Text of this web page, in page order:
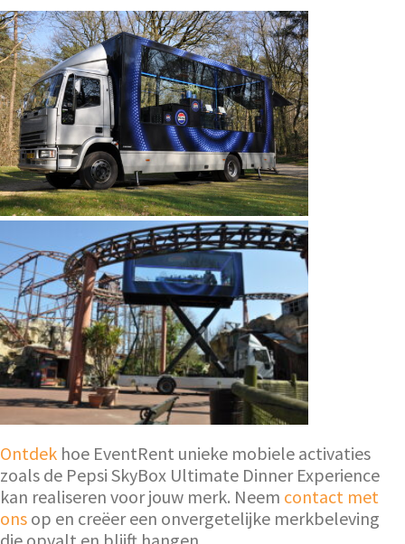
Ontdek hoe EventRent unieke mobiele activaties
zoals de Pepsi SkyBox Ultimate Dinner Experience
kan realiseren voor jouw merk. Neem contact met
ons op en creëer een onvergetelijke merkbeleving